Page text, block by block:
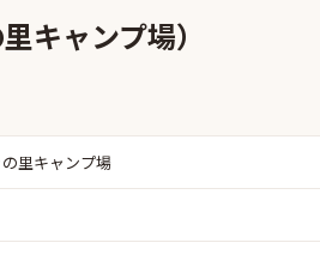
キャンプ場）
里キャンプ場